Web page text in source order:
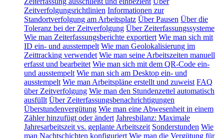
Zeitverfolgungsrichtlinien Informationen zur
Standortverfolgung am Arbeitsplatz Über Pausen Über die
Toleranz bei der Zeitverfolgung Über Zeiterfassungssysteme
Wie man Zeiterfassungsberichte exportiert Wie man sich mit
ID ein- und ausstempelt Wie man Geolokalisierung im
Zeittracking verwendet Wie man seine Arbeitszeiten manuell
erfasst und bearbeitet Wie man sich mit dem QR-Code ein-
und ausstempelt Wie man sich am Desktop ein- und
ausstempelt Wie man Arbeitspläne erstellt und zuweist FAQ
über Zeitverfolgung Wie man den Stundenzettel automatisch
ausfüllt Über Zeiterfassungsbenachrichtigungen
Überstundenvergütung Wie man eine Abwesenheit in einem
Zähler hinzufügt oder ändert Jahresbilanz: Maximale
Jahresarbeitszeit vs. geplante Arbeitszeit Sonderstunden Wie
man Nachtschichten konfiguriert Wie man die Vergütung für